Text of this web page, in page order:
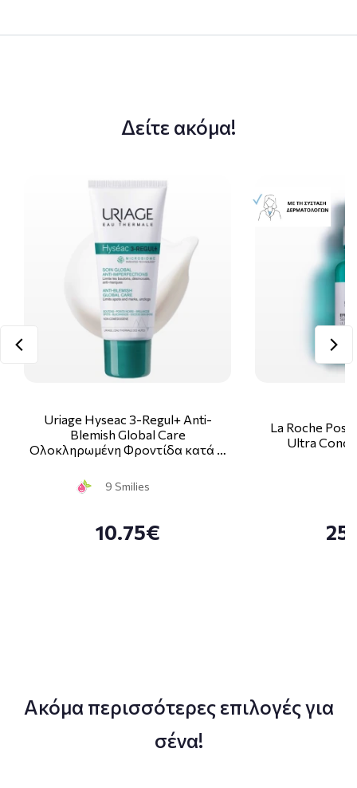
Δείτε ακόμα!
Uriage Hyseac 3-Regul+ Anti-
Blemish Global Care
Ολοκληρωμένη Φροντίδα κατά …
9 Smilies
10.75€
La Roche
Ultra
Ακόμα περισσότερες επιλογές για
σένα!